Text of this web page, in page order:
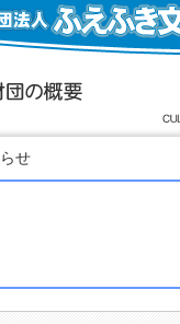
せ